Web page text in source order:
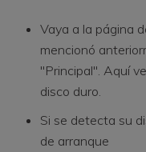
Vaya a la página
mencionó
"Principal". Aquí
disco duro.
Si se detecta su
de arranque